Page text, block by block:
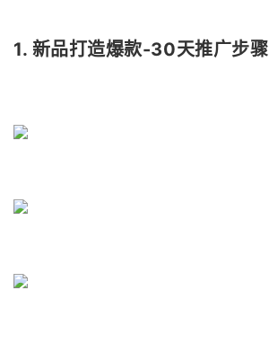
1. 新品打造爆款-30天推广步骤